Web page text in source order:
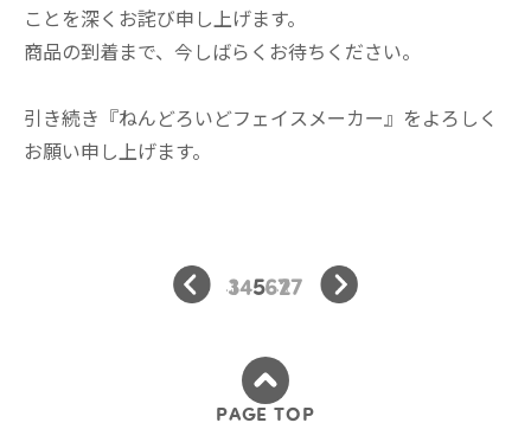
ことを深くお詫び申し上げます。
商品の到着まで、今しばらくお待ちください。
引き続き『ねんどろいどフェイスメーカー』をよろしく
お願い申し上げます。
1
...
34567
...
27
PAGE TOP